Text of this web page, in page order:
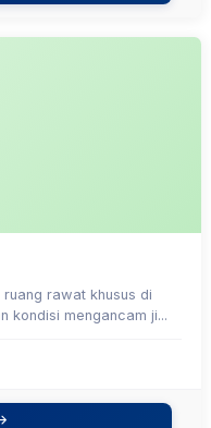
ruang rawat khusus di
kondisi mengancam ji...